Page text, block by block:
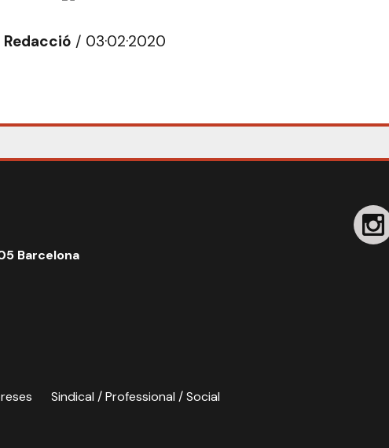
Redacció / 03·02·2020
Barcelona
Sindical / Professional / Social